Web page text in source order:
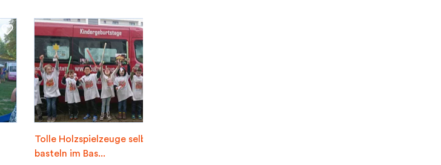
Tolle Holzspielzeuge selber
basteln im Bas...